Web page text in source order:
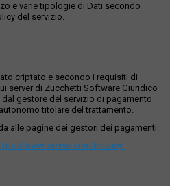
e varie tipologie di Dati secondo
del servizio.
criptato e secondo i requisiti di
server di Zucchetti Software Giuridico
gestore del servizio di pagamento
titolare del trattamento.
alle pagine dei gestori dei pagamenti:
www.axerve.com/privacy-